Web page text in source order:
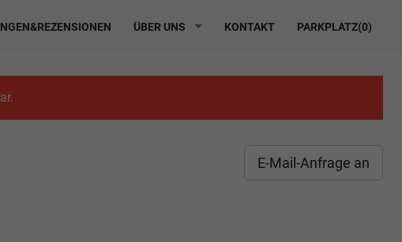
ÜBER UNS KONTAKT PARKPLATZ(0)
E-Mail-Anfrage an